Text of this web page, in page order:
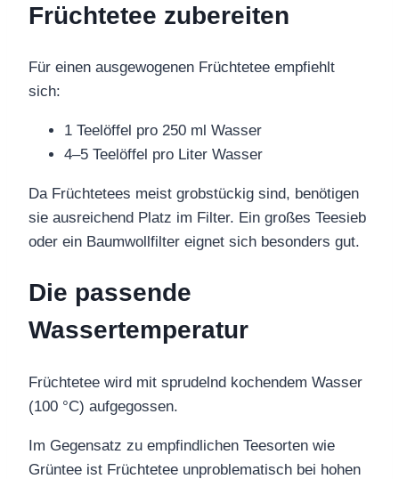
Früchtetee zubereiten
Für einen ausgewogenen Früchtetee empfiehlt
sich:
1 Teelöffel pro 250 ml Wasser
4–5 Teelöffel pro Liter Wasser
Da Früchtetees meist grobstückig sind, benötigen
sie ausreichend Platz im Filter. Ein großes Teesieb
oder ein Baumwollfilter eignet sich besonders gut.
Die passende
Wassertemperatur
Früchtetee wird mit sprudelnd kochendem Wasser
(100 °C) aufgegossen.
Im Gegensatz zu empfindlichen Teesorten wie
Grüntee ist Früchtetee unproblematisch bei hohen